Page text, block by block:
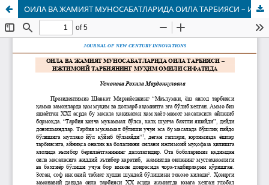
ОИЛА ВА ЖАМИЯТ МУНОСАБАТЛАРИДА ОИЛА ТАРБИЯСИ – ИЖТИМОИЙ ТАРБИЯНИНГ МУҲИМ ОМИЛИ СИФАТИДА